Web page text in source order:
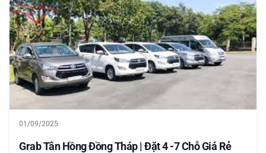
01/09/2025
Grab Tân Hồng Đồng Tháp | Đặt 4 -7 Chỗ Giá Rẻ